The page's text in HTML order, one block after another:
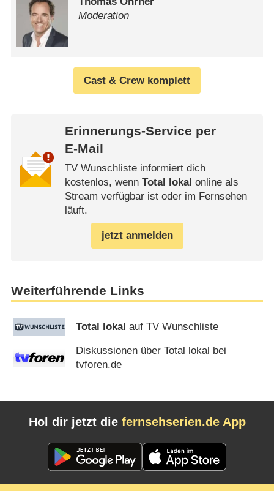
Moderation
Cast & Crew komplett
Erinnerungs-Service per
E-Mail
TV Wunschliste informiert dich
kostenlos, wenn Total lokal online als
Stream verfügbar ist oder im Fernsehen
läuft.
jetzt anmelden
Weiterführende Links
Total lokal auf TV Wunschliste
Diskussionen über Total lokal bei
tvforen.de
Hol dir jetzt die fernsehserien.de App